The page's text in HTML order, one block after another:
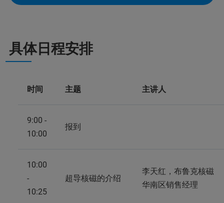
具体日程安排
时间 主题 主讲人
9:00 -
10:00
报到
10:00
-
10:25
超导核磁的介绍
李天红，布鲁克核磁
华南区销售经理